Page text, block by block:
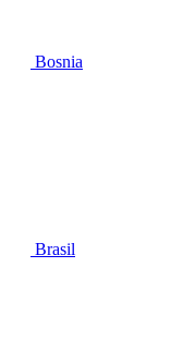
Bosnia
Brasil